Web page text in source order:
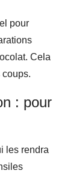
pour
Cela
: pour
les rendra